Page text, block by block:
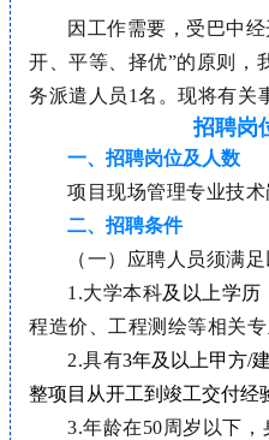
因工作需要，受巴中
开、平等、择优”的原则，
务派遣人员1名 。现将有关
招聘岗
一、招聘岗位及人数
项目现场管理专业技术
二、招聘条件
（一）应聘人员须满
1.大学本科及以上学历
程造价、工程测绘等相关
2.具有3年及以上甲方/
整项目从开工到竣工交付经
3.年龄在50周岁以下，